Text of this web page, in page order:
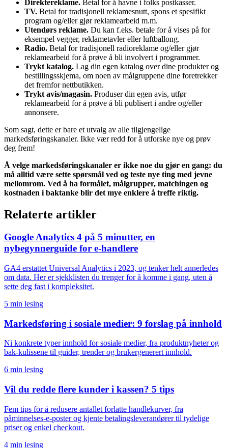
Direktereklame. Betal for å havne i folks postkasser.
TV. Betal for tradisjonell reklamesnutt, spons et spesifikt
program og/eller gjør reklamearbeid m.m.
Utendørs reklame. Du kan f.eks. betale for å vises på for
eksempel vegger, reklametavler eller luftballong.
Radio. Betal for tradisjonell radioreklame og/eller gjør
reklamearbeid for å prøve å bli involvert i programmer.
Trykt katalog. Lag din egen katalog over dine produkter og
bestillingsskjema, om noen av målgruppene dine foretrekker
det fremfor nettbutikken.
Trykt avis/magasin. Produser din egen avis, utfør
reklamearbeid for å prøve å bli publisert i andre og/eller
annonsere.
Som sagt, dette er bare et utvalg av alle tilgjengelige
markedsføringskanaler. Ikke vær redd for å utforske nye og prøv
deg frem!
Å velge markedsføringskanaler er ikke noe du gjør en gang: du
må alltid være sette spørsmål ved og teste nye ting med jevne
mellomrom. Ved å ha formålet, målgrupper, matchingen og
kostnaden i baktanke blir det mye enklere å treffe riktig.
Relaterte artikler
Google Analytics 4 på 5 minutter, en
nybegynnerguide for e-handlere
GA4 erstattet Universal Analytics i 2023, og tenker helt annerledes
om data. Her er sjekklisten du trenger for å komme i gang, uten å
sette deg fast i kompleksitet.
5 min lesing
Markedsføring i sosiale medier: 9 forslag på innhold
Ni konkrete typer innhold for sosiale medier, fra produktnyheter og
bak-kulissene til guider, trender og brukergenerert innhold.
6 min lesing
Vil du redde flere kunder i kassen? 5 tips
Fem tips for å redusere antallet forlatte handlekurver, fra
påminnelses-e-poster og kjente betalingsleverandører til tydelige
priser og enkel checkout.
4 min lesing